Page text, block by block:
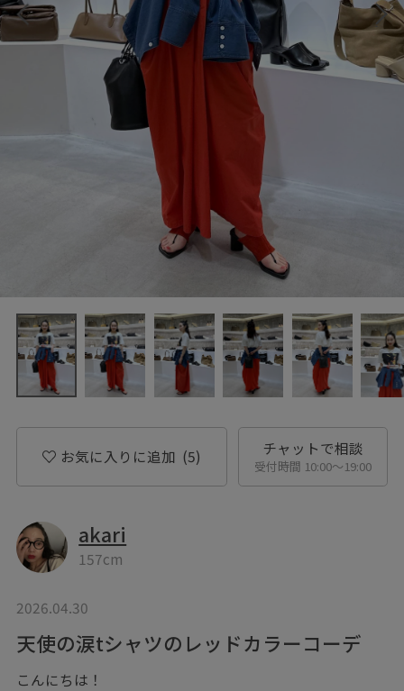
お気に入りに追加 (5) チャットで相談
受付時間 10:00〜19:00
akari
157cm
2026.04.30
天使の涙tシャツのレッドカラーコーデ
こんにちは！